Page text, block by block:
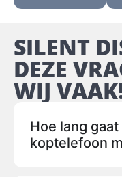
SILENT
DEZE
WIJ
Hoe lang
koptelefoon